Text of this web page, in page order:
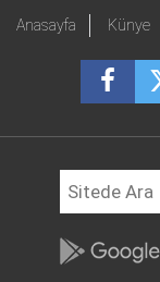
Anasayfa Künye